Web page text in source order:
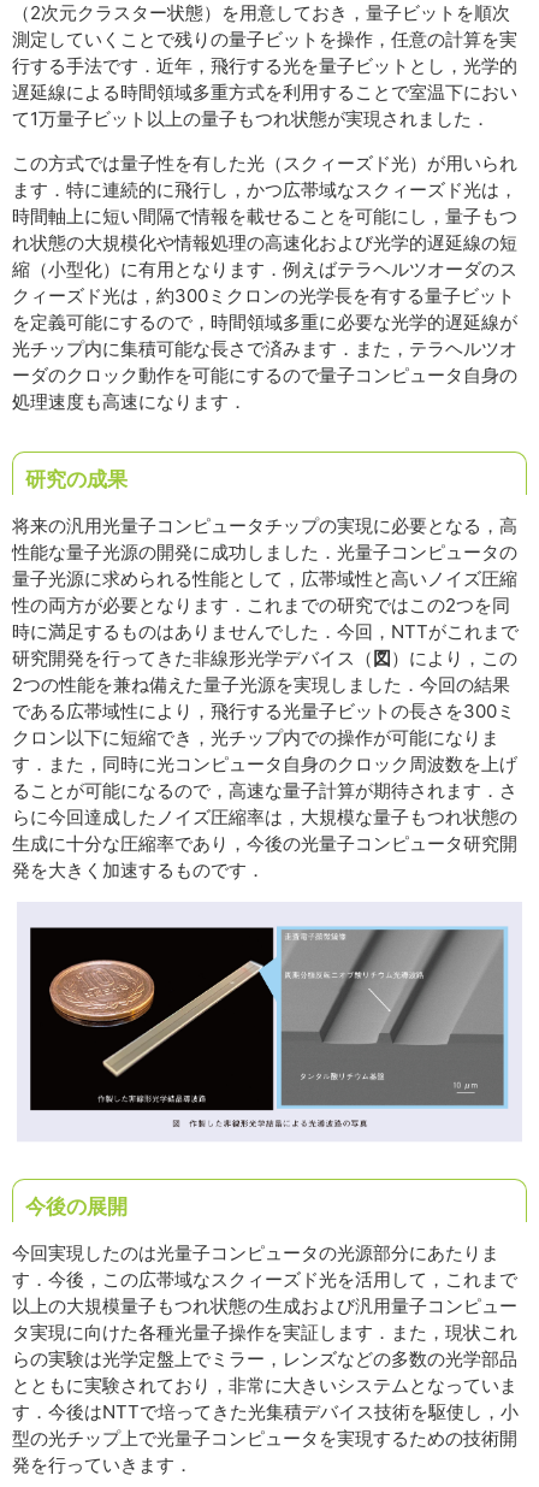
（2次元クラスター状態）を用意しておき，量子ビットを順次
測定していくことで残りの量子ビットを操作，任意の計算を実
行する手法です．近年，飛行する光を量子ビットとし，光学的
遅延線による時間領域多重方式を利用することで室温下におい
て1万量子ビット以上の量子もつれ状態が実現されました．
この方式では量子性を有した光（スクィーズド光）が用いられ
ます．特に連続的に飛行し，かつ広帯域なスクィーズド光は，
時間軸上に短い間隔で情報を載せることを可能にし，量子もつ
れ状態の大規模化や情報処理の高速化および光学的遅延線の短
縮（小型化）に有用となります．例えばテラヘルツオーダのス
クィーズド光は，約300ミクロンの光学長を有する量子ビット
を定義可能にするので，時間領域多重に必要な光学的遅延線が
光チップ内に集積可能な長さで済みます．また，テラヘルツオ
ーダのクロック動作を可能にするので量子コンピュータ自身の
処理速度も高速になります．
研究の成果
将来の汎用光量子コンピュータチップの実現に必要となる，高
性能な量子光源の開発に成功しました．光量子コンピュータの
量子光源に求められる性能として，広帯域性と高いノイズ圧縮
性の両方が必要となります．これまでの研究ではこの2つを同
時に満足するものはありませんでした．今回，NTTがこれまで
研究開発を行ってきた非線形光学デバイス（図）により，この
2つの性能を兼ね備えた量子光源を実現しました．今回の結果
である広帯域性により，飛行する光量子ビットの長さを300ミ
クロン以下に短縮でき，光チップ内での操作が可能になりま
す．また，同時に光コンピュータ自身のクロック周波数を上げ
ることが可能になるので，高速な量子計算が期待されます．さ
らに今回達成したノイズ圧縮率は，大規模な量子もつれ状態の
生成に十分な圧縮率であり，今後の光量子コンピュータ研究開
発を大きく加速するものです．
今後の展開
今回実現したのは光量子コンピュータの光源部分にあたりま
す．今後，この広帯域なスクィーズド光を活用して，これまで
以上の大規模量子もつれ状態の生成および汎用量子コンピュー
タ実現に向けた各種光量子操作を実証します．また，現状これ
らの実験は光学定盤上でミラー，レンズなどの多数の光学部品
とともに実験されており，非常に大きいシステムとなっていま
す．今後はNTTで培ってきた光集積デバイス技術を駆使し，小
型の光チップ上で光量子コンピュータを実現するための技術開
発を行っていきます．